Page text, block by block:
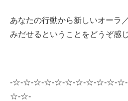
あなたの行動から新しいオーラ
みだせるということをどうぞ感
-☆-☆-☆-☆-☆-☆-☆-☆-☆-☆-
☆-☆-